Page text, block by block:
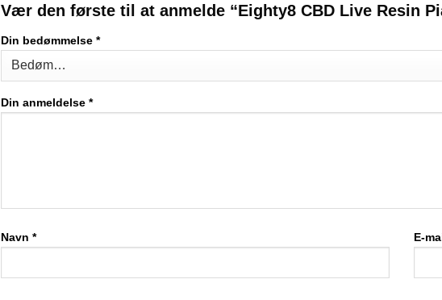
Vær den første til at anmelde “Eighty8 CBD Live Resin
Din bedømmelse*
Din anmeldelse*
Navn* E-